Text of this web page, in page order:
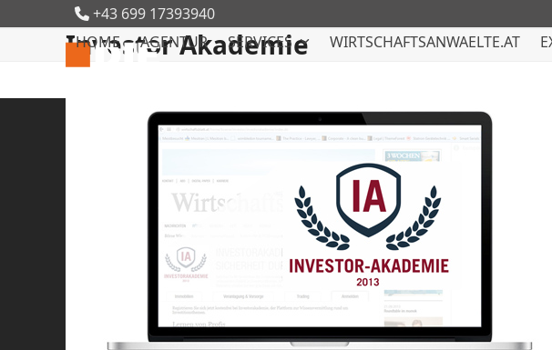
to
+43 699 17393940
HOME AGENTUR SERVICES WIRTSCHAFTSANWAELTE.AT
Investor Akademie